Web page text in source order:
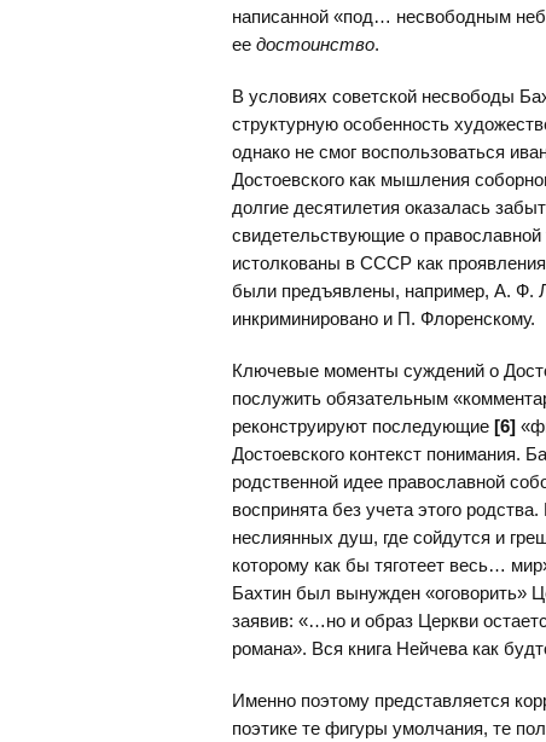
написанной «под… несвободным
ее достоинство.
В условиях советской несвободы
структурную особенность
однако не смог воспользоваться
Достоевского как мышления
долгие десятилетия оказалась
свидетельствующие о
истолкованы в СССР как
были предъявлены, например, А. Ф.
инкриминировано и П. Флоренскому.
Ключевые моменты суждений о
послужить обязательным
реконструируют последующие [6]
Достоевского контекст понимания.
родственной идее православной
воспринята без учета этого
неслиянных душ, где сойдутся и
которому как бы тяготеет весь…
Бахтин был вынужден «оговорить»
заявив: «…но и образ Церкви
романа». Вся книга Нейчева как
Именно поэтому представляется
поэтике те фигуры умолчания, те